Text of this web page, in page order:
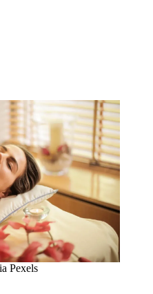
Pexels